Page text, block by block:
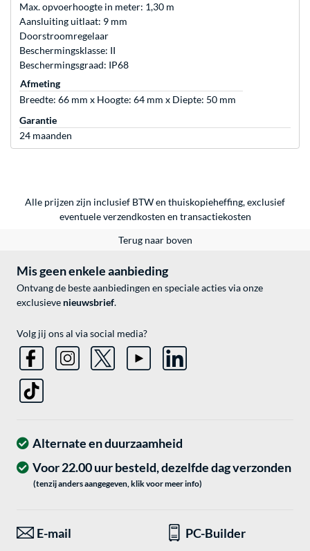
Max. opvoerhoogte in meter: 1,30 m
Aansluiting uitlaat: 9 mm
Doorstroomregelaar
Beschermingsklasse: II
Beschermingsgraad: IP68
Afmeting
Breedte: 66 mm x Hoogte: 64 mm x Diepte: 50 mm
Garantie
24 maanden
Alle prijzen zijn inclusief BTW en thuiskopieheffing, exclusief
eventueleverzendkosten en transactiekosten
Terug naar boven
Mis geen enkele aanbieding
Ontvang de beste aanbiedingen en speciale acties via onze
exclusieve nieuwsbrief.
Volg jij ons al via social media?
Alternate en duurzaamheid
Voor 22.00 uur besteld, dezelfde dag verzonden
(tenzij anders aangegeven, klik voor meer info)
E-mail PC-Builder